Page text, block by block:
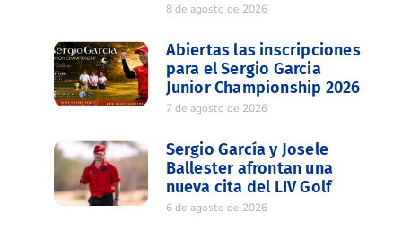
8 de agosto de 2026
Abiertas las inscripciones
para el Sergio Garcia
Junior Championship 2026
7 de agosto de 2026
Sergio García y Josele
Ballester afrontan una
nueva cita del LIV Golf
6 de agosto de 2026